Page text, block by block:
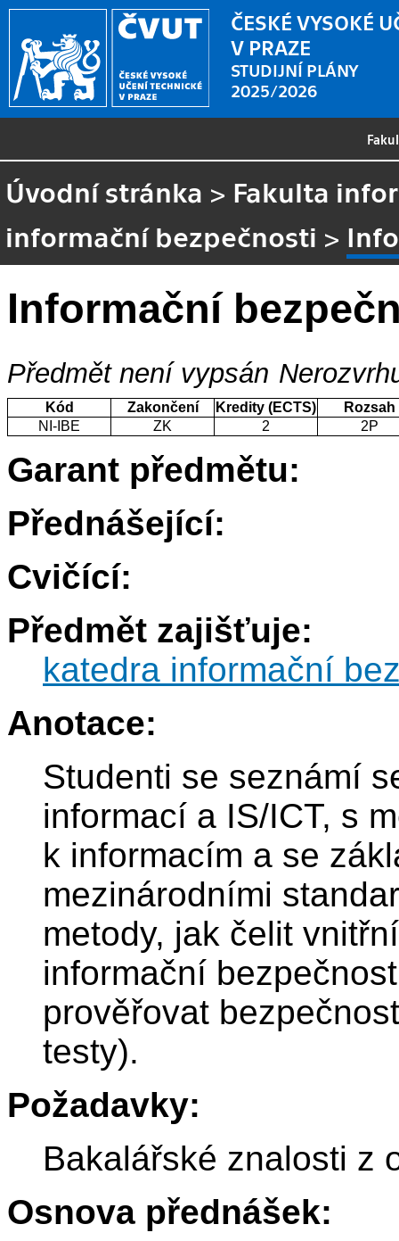
ČESKÉ VYSOKÉ
V PRAZE
STUDIJNÍ PLÁNY
2025/2026
Úvodní stránka > Fakulta
informační bezpečnosti >
Informační
Předmět není vypsán
Kód Zakončení Kredity (ECTS)
Rozsah
NI-IBE
ZK 2 2P
Garant předmětu:
Přednášející:
Cvičící:
Předmět zajišťuje:
katedra informační
Anotace:
Studenti se seznámí
informací a IS/ICT, s
k informacím a se
mezinárodními
metody, jak čelit
informační
prověřovat
testy).
Požadavky:
Bakalářské znalosti z
Osnova přednášek: